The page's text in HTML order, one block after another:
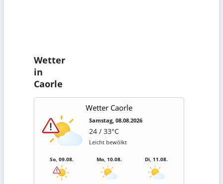
Wetter
in
Caorle
Wetter Caorle
Samstag, 08.08.2026
24 / 33°C
Leicht bewölkt
So, 09.08. Mo, 10.08. Di, 11.08.